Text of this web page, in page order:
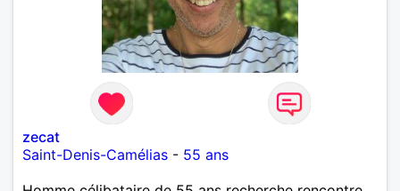
zecat
Saint-Denis-Camélias - 55 ans